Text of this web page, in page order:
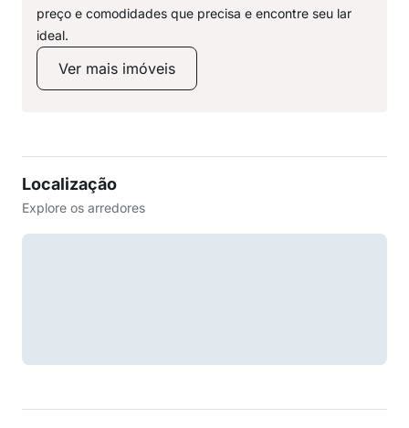
preço e comodidades que precisa e encontre seu lar
ideal.
Ver mais imóveis
Localização
Explore os arredores